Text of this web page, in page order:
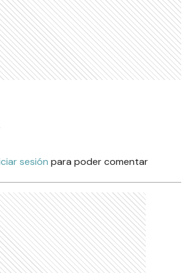
sesión para poder comentar